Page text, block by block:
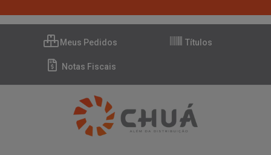
Meus Pedidos Títulos
Notas Fiscais